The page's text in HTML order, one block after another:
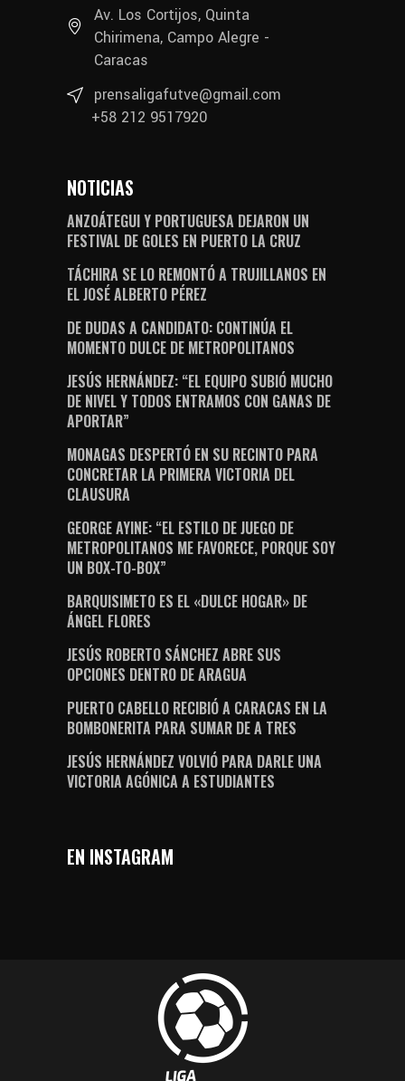
Av. Los Cortijos, Quinta
Chirimena, Campo Alegre -
Caracas
prensaligafutve@gmail.com
+58 212 9517920
NOTICIAS
ANZOÁTEGUI Y PORTUGUESA DEJARON UN
FESTIVAL DE GOLES EN PUERTO LA CRUZ
TÁCHIRA SE LO REMONTÓ A TRUJILLANOS EN
EL JOSÉ ALBERTO PÉREZ
DE DUDAS A CANDIDATO: CONTINÚA EL
MOMENTO DULCE DE METROPOLITANOS
JESÚS HERNÁNDEZ: “EL EQUIPO SUBIÓ MUCHO
DE NIVEL Y TODOS ENTRAMOS CON GANAS DE
APORTAR”
MONAGAS DESPERTÓ EN SU RECINTO PARA
CONCRETAR LA PRIMERA VICTORIA DEL
CLAUSURA
GEORGE AYINE: “EL ESTILO DE JUEGO DE
METROPOLITANOS ME FAVORECE, PORQUE SOY
UN BOX-TO-BOX”
BARQUISIMETO ES EL «DULCE HOGAR» DE
ÁNGEL FLORES
JESÚS ROBERTO SÁNCHEZ ABRE SUS
OPCIONES DENTRO DE ARAGUA
PUERTO CABELLO RECIBIÓ A CARACAS EN LA
BOMBONERITA PARA SUMAR DE A TRES
JESÚS HERNÁNDEZ VOLVIÓ PARA DARLE UNA
VICTORIA AGÓNICA A ESTUDIANTES
EN INSTAGRAM